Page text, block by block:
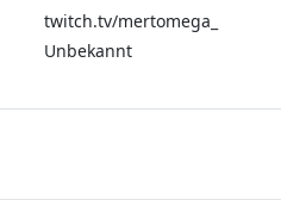
twitch.tv/mertomega_
Unbekannt